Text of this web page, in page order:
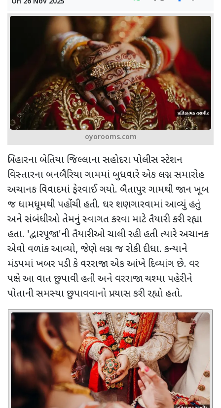
oyorooms.com
બિહારના બેતિયા જિલ્લાના સહોદરા પોલીસ સ્ટેશન
વિસ્તારના બનબૈરિયા ગામમાં બુધવારે એક લગ્ન સમારોહ
અચાનક વિવાદમાં ફેરવાઈ ગયો. બૈતાપુર ગામથી જાન ખૂબ
જ ધામધૂમથી પહોંચી હતી. ઘર શણગારવામાં આવ્યું હતું
અને સંબંધીઓ તેમનું સ્વાગત કરવા માટે તૈયારી કરી રહ્યા
હતા. 'દ્વારપૂજા'ની તૈયારીઓ ચાલી રહી હતી ત્યારે અચાનક
એવો વળાંક આવ્યો, જેણે લગ્ન જ રોકી દીધા. કન્યાને
મંડપમાં ખબર પડી કે વરરાજા એક આંખે દિવ્યાંગ છે. વર
પક્ષે આ વાત છુપાવી હતીઅને વરરાજા ચશ્મા પહેરીને
પોતાની સમસ્યા છુપાવવાનો પ્રયાસ કરી રહ્યો હતો.